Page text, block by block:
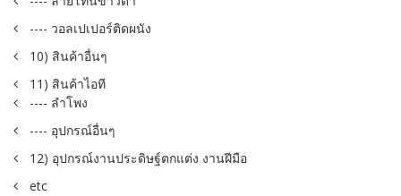
---- วอลเปเปอร์ติดผนัง
10) สินค้าอื่นๆ
11) สินค้าไอที
---- ลำโพง
---- อุปกรณ์อื่นๆ
12) อุปกรณ์งานประดิษฐ์ตกแต่ง งานฝีมือ
etc